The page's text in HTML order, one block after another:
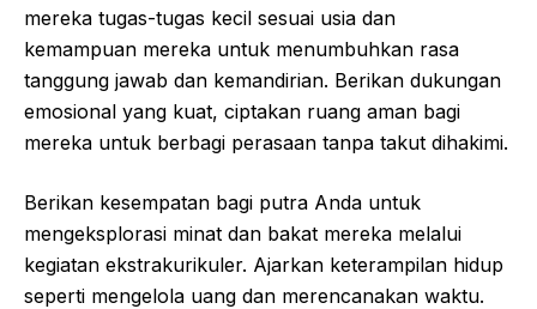
mereka tugas-tugas kecil sesuai usia dan
kemampuan mereka untuk menumbuhkan rasa
tanggung jawab dan kemandirian. Berikan dukungan
emosional yang kuat, ciptakan ruang aman bagi
mereka untuk berbagi perasaan tanpa takut dihakimi.
Berikan kesempatan bagi putra Anda untuk
mengeksplorasi minat dan bakat mereka melalui
kegiatan ekstrakurikuler. Ajarkan keterampilan hidup
seperti mengelola uang dan merencanakan waktu.